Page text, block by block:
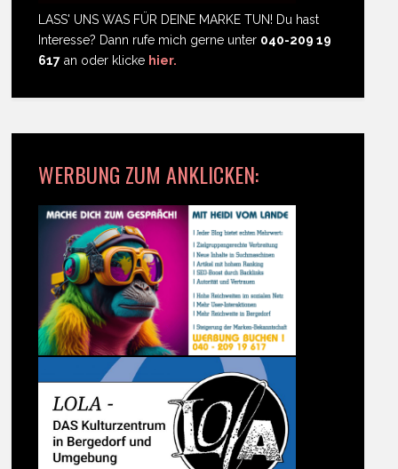
LASS' UNS WAS FÜR DEINE MARKE TUN! Du hast
Interesse? Dann rufe mich gerne unter 040-209 19
617 an oder klicke hier.
WERBUNG ZUM ANKLICKEN: